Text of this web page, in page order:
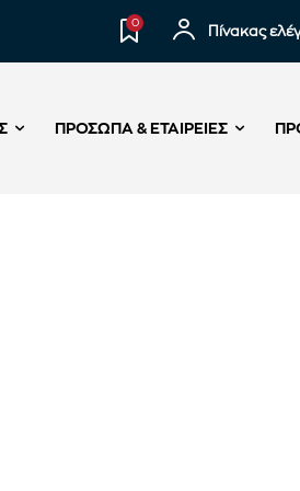
0
Πίνακας
ΠΡΌΣΩΠΑ & ΕΤΑΙΡΕΊΕΣ